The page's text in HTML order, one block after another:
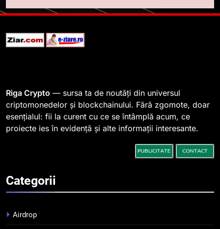
blockchain pentru a asigura
spre o depășire a pragului de
0,000005 dolari
STIRI
2
Regulamentul MiCA privind
serviciile crypto, obligatoriu de
la 1 iulie în România
3
Pariuri cu plata în crypto:
Riga Crypto — sursa ta de noutăți din universul
criptomonedelor și blockchainului. Fără zgomote, doar
esențialul: fii la curent cu ce se întâmplă acum, ce
proiecte ies în evidență și alte informații interesante.
Categorii
Airdrop